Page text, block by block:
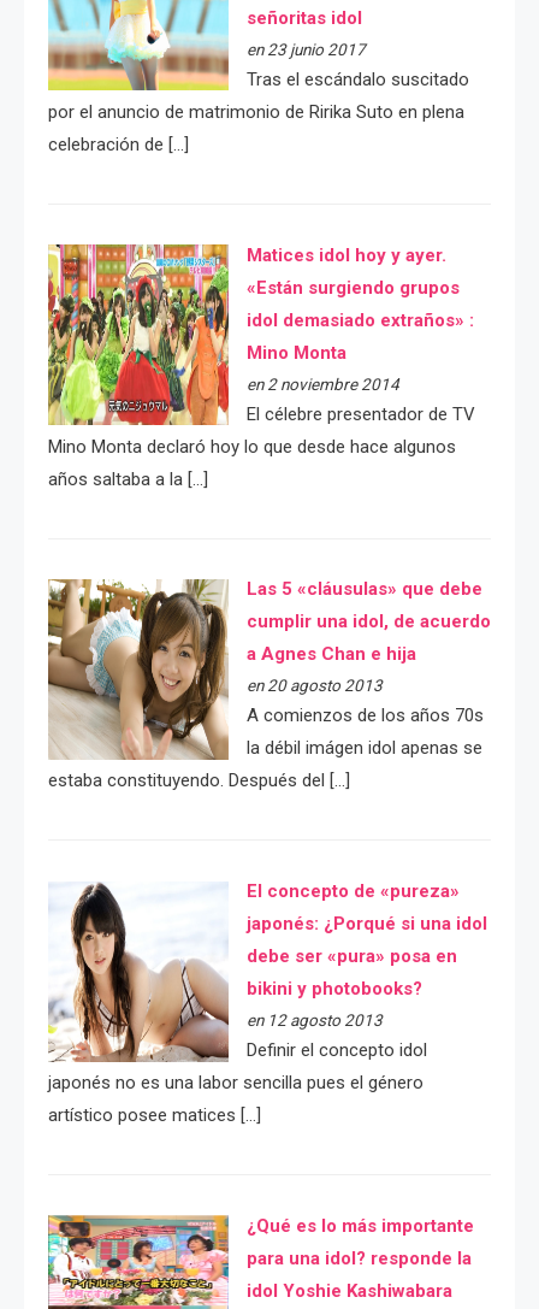
señoritas idol
en 23 junio 2017
Tras el escándalo suscitado
por el anuncio de matrimonio de Ririka Suto en plena
celebración de […]
Matices idol hoy y ayer.
«Están surgiendo grupos
idol demasiado extraños» :
Mino Monta
en 2 noviembre 2014
El célebre presentador de TV
Mino Monta declaró hoy lo que desde hace algunos
años saltaba a la […]
Las 5 «cláusulas» que debe
cumplir una idol, de acuerdo
a Agnes Chan e hija
en 20 agosto 2013
A comienzos de los años 70s
la débil imágen idol apenas se
estaba constituyendo. Después del […]
El concepto de «pureza»
japonés: ¿Porqué si una idol
debe ser «pura» posa en
bikini y photobooks?
en 12 agosto 2013
Definir el concepto idol
japonés no es una labor sencilla pues el género
artístico posee matices […]
¿Qué es lo más importante
para una idol? responde la
idol Yoshie Kashiwabara